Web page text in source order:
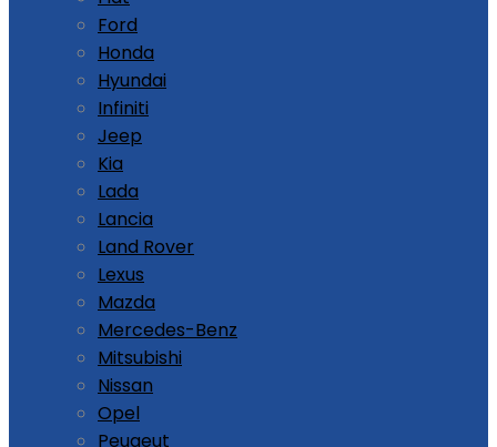
Ford
Honda
Hyundai
Infiniti
Jeep
Kia
Lada
Lancia
Land Rover
Lexus
Mazda
Mercedes-Benz
Mitsubishi
Nissan
Opel
Peugeut